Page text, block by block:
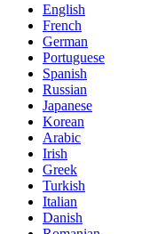
English
French
German
Portuguese
Spanish
Russian
Japanese
Korean
Arabic
Irish
Greek
Turkish
Italian
Danish